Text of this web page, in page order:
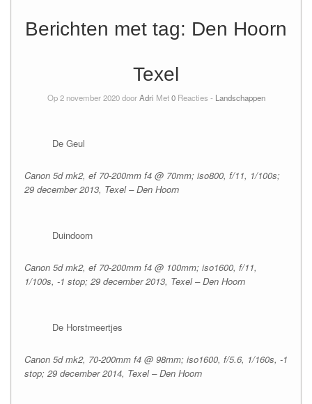
Berichten met tag: Den Hoorn
Texel
Op 2 november 2020 doorAdri Met0Reacties - Landschappen
De Geul
Canon 5d mk2, ef 70-200mm f4 @ 70mm; iso800, f/11, 1/100s;
29 december 2013, Texel – Den Hoorn
Duindoorn
Canon 5d mk2, ef 70-200mm f4 @ 100mm; iso1600, f/11,
1/100s, -1 stop; 29 december 2013, Texel – Den Hoorn
De Horstmeertjes
Canon 5d mk2, 70-200mm f4 @ 98mm; iso1600, f/5.6, 1/160s, -1
stop; 29 december 2014, Texel – Den Hoorn